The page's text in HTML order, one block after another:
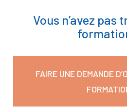
Vous n’avez pas
FAIRE UNE DEMANDE